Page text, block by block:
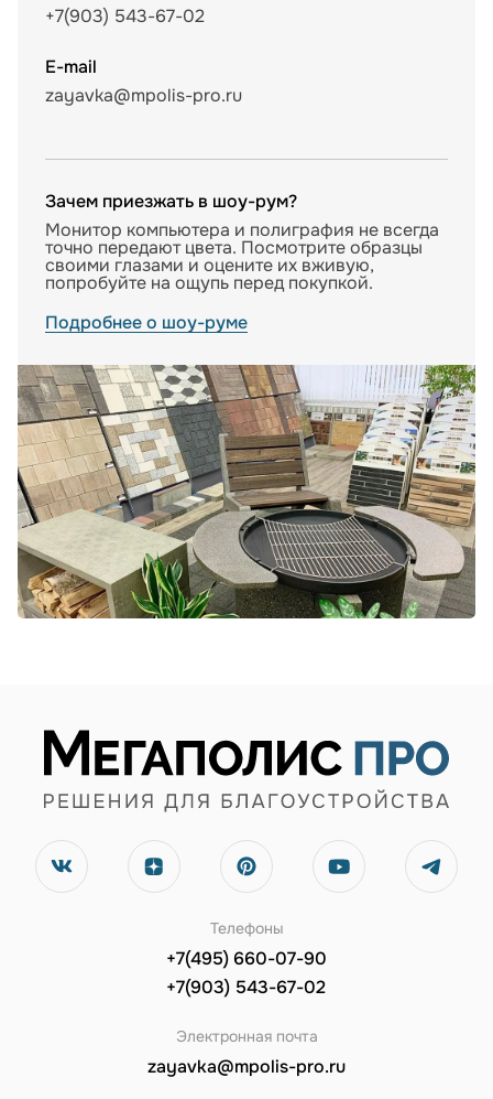
+7(903) 543-67-02
E-mail
zayavka@mpolis-pro.ru
Зачем приезжать в шоу-рум?
Монитор компьютера и полиграфия не всегда
точно передают цвета. Посмотрите образцы
своими глазами и оцените их вживую,
попробуйте на ощупь перед покупкой.
Подробнее о шоу-руме
Телефоны
+7(495) 660-07-90
+7(903) 543-67-02
Электронная почта
zayavka@mpolis-pro.ru